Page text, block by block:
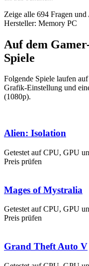
Zeige alle 694 Fragen
Hersteller: Memory PC
Auf dem
Spiele
Folgende Spiele laufen
Grafik-Einstellung und
(1080p).
Alien: Isolation
Getestet auf CPU, GPU
Preis prüfen
Mages of Mystralia
Getestet auf CPU, GPU
Preis prüfen
Grand Theft Auto V